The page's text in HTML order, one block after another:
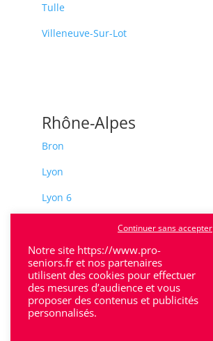
Tulle
Villeneuve-Sur-Lot
Rhône-Alpes
Bron
Lyon
Lyon 6
Calluire
Décines
Saint-Etienne
Notre site https://www.pro-
seniors.fr et nos partenaires
utilisent des cookies pour effectuer
des mesures d’audience et vous
proposer des contenus et publicités
personnalisés.
Continuer sans accepter